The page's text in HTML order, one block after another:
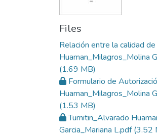
Files
Relación entre la calidad
Huaman_Milagros_Molina
(1.69 MB)
Formulario de
Huaman_Milagros_Molina
(1.53 MB)
Turnitin_Alvarado
Garcia_Mariana L.pdf(3.52